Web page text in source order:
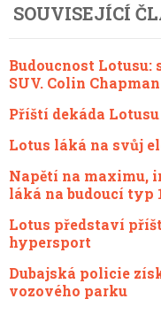
SOUVISEJÍCÍ
Budoucnost Lotusu:
SUV. Colin
Příští dekáda
Lotus láká na svůj
Napětí na maximu,
láká na budoucí typ
Lotus představí
hypersport
Dubajská policie
vozového parku